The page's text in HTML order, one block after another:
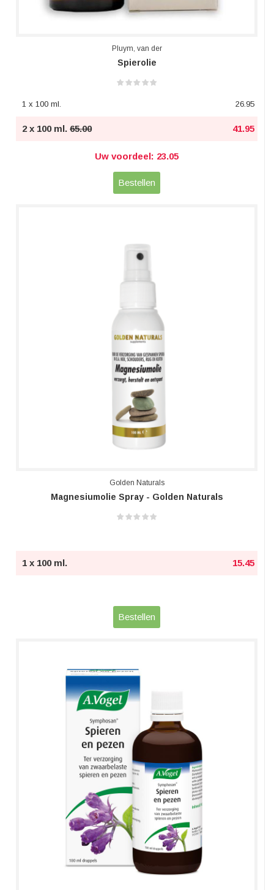
Pluym, van der
Spierolie
1 x 100 ml. 26.95
2 x 100 ml. 65.00 41.95
Uw voordeel: 23.05
Bestellen
Golden Naturals
Magnesiumolie Spray - Golden Naturals
1 x 100 ml. 15.45
Bestellen